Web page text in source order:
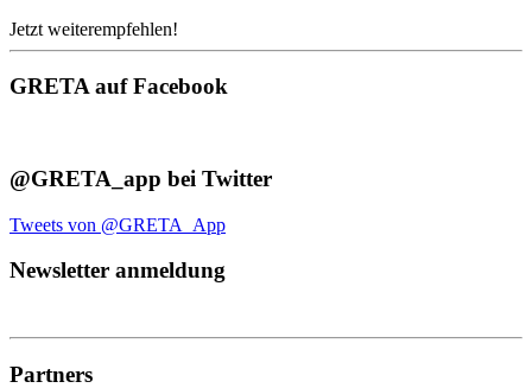
Jetzt weiterempfehlen!
GRETA auf Facebook
@GRETA_app bei Twitter
Tweets von @GRETA_App
Newsletter anmeldung
Partners